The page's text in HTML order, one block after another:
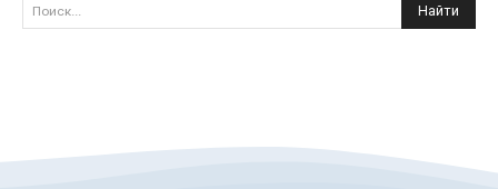
Поиск... Найти